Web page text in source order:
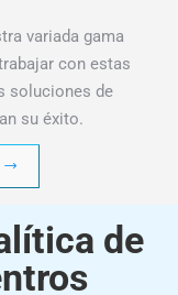
variada gama
con estas
soluciones de
su éxito.
de